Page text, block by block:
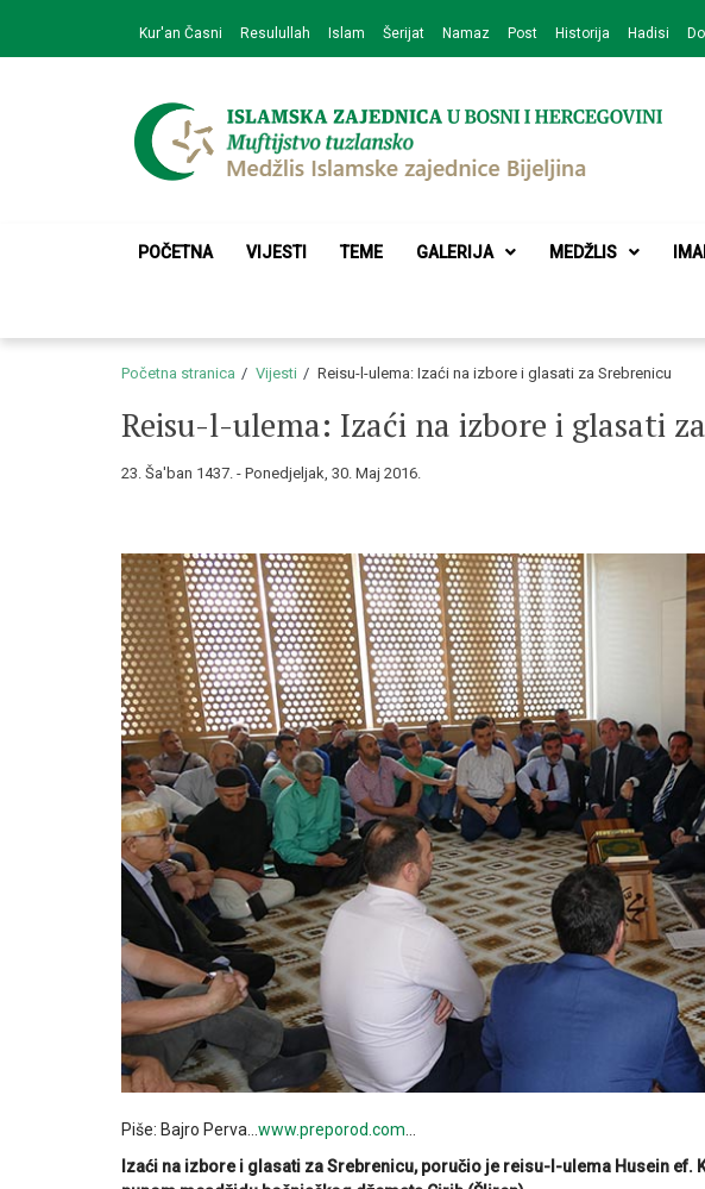
navigation
content
Kur'an Časni Resulullah Islam Šerijat Namaz Post Historija Hadisi
Medžlis Islamske
POČETNA VIJESTI TEME GALERIJA MEDŽLIS
Početna stranica Vijesti Reisu-l-ulema: Izaći na izbore i glasati za Srebrenicu
Reisu-l-ulema: Izaći na izbore i glasati
23. Ša'ban 1437. - Ponedjeljak, 30. Maj 2016.
Piše: Bajro Perva… www.preporod.com
Izaći na izbore i glasati za Srebrenicu, poručio je reisu-l-ulema Husein